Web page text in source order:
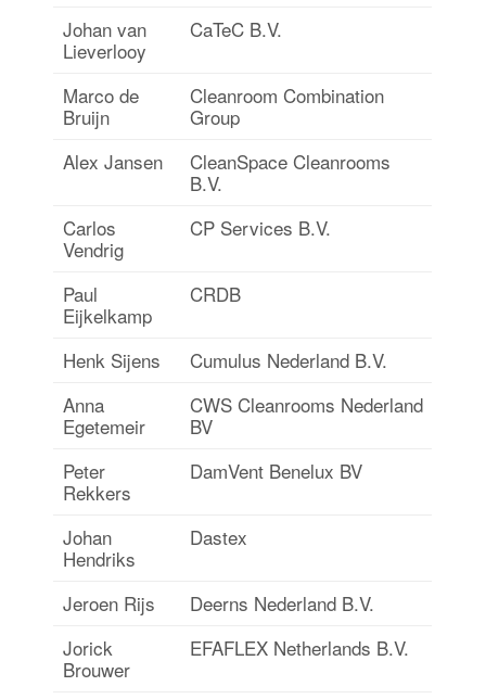
Johan van
Lieverlooy
CaTeC B.V.
Marco de
Bruijn
Cleanroom Combination
Group
Alex Jansen
CleanSpace Cleanrooms
B.V.
Carlos
Vendrig
CP Services B.V.
Paul
Eijkelkamp
CRDB
Henk Sijens
Cumulus Nederland B.V.
Anna
Egetemeir
CWS Cleanrooms Nederland
BV
Peter
Rekkers
DamVent Benelux BV
Johan
Hendriks
Dastex
Jeroen Rijs
Deerns Nederland B.V.
Jorick
Brouwer
EFAFLEX Netherlands B.V.